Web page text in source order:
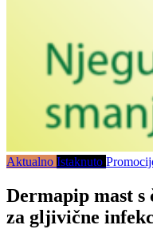
Aktualno Istaknuto
Dermapip mast s
za gljivične